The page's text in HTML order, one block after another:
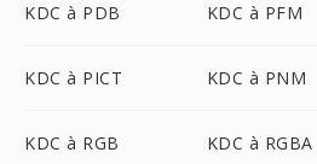
KDC à PDB KDC à PFM
KDC à PICT KDC à PNM
KDC à RGB KDC à RGBA